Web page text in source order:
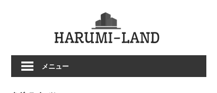
メニュー